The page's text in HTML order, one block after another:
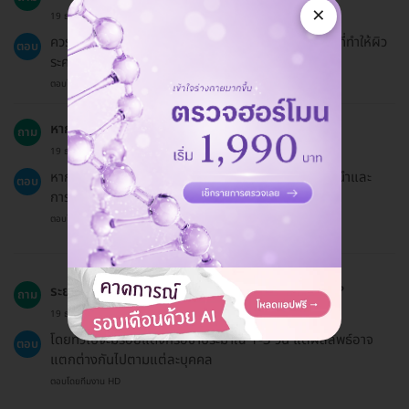
19 ธ.ค. 2024
ตอบ
ควรหลีกเลี่ยงการออกแดดแรง ๆ และการใช้ผลิตภัณฑ์ที่ทำให้ผิว
ระคายเคืองก่อนเข้ารับบริการ
ตอบโดยทีมงาน HD
ถาม หากมีอาการผิดปกติหลังการรักษาควรทำอย่างไร?
19 ธ.ค. 2024
ตอบ
หากเกิดอาการผิดปกติควรพบแพทย์ทันทีเพื่อขอคำแนะนำและ
การรักษาที่เหมาะสม
ตอบโดยทีมงาน HD
ถาม ระยะเวลาในการฟื้นฟูหลังการทำโปรแกรมนานเท่าไหร่?
19 ธ.ค. 2024
ตอบ
โดยทั่วไปจะมีรอยแดงหรือช้ำประมาณ 1-3 วัน แต่ผลลัพธ์อาจ
แตกต่างกันไปตามแต่ละบุคคล
ตอบโดยทีมงาน HD
×